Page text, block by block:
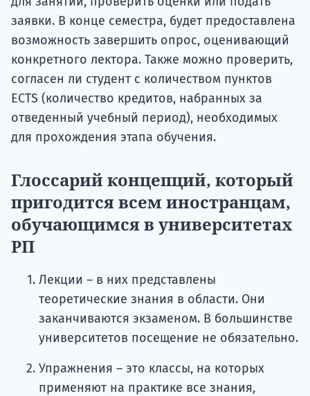
заявки. В конце семестра, будет предоставлена ​​
возможность завершить опрос, оценивающий
конкретного лектора. Также можно проверить,
согласен ли студент с количеством пунктов
ECTS (количество кредитов, набранных за
отведенный учебный период), необходимых
для прохождения этапа обучения.
Глоссарий концепций, который
пригодится всем иностранцам,
обучающимся в университетах
РП
Лекции – в них представлены
теоретические знания в области. Они
заканчиваются экзаменом. В большинстве
университетов посещение не обязательно.
Упражнения – это классы, на которых
применяют на практике все знания,